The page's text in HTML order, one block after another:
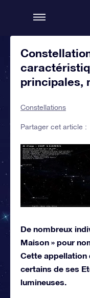
principales,
Constellations
Partager cet article :
De nombreux
Maison » pour
Cette appellation
certains de ses
lumineuses.